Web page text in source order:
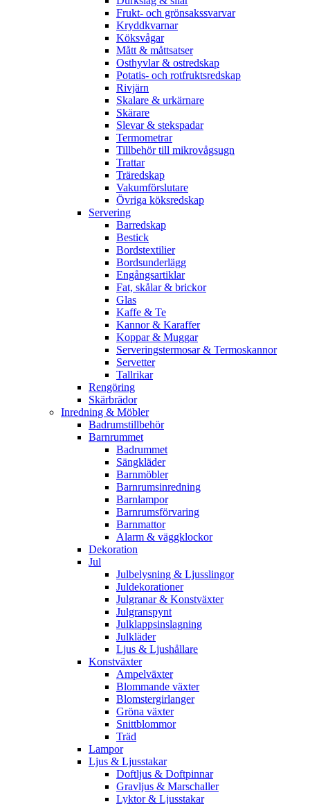
Frukt- och grönsakssvarvar
Kryddkvarnar
Köksvågar
Mått & måttsatser
Osthyvlar & ostredskap
Potatis- och rotfruktsredskap
Rivjärn
Skalare & urkärnare
Skärare
Slevar & stekspadar
Termometrar
Tillbehör till mikrovågsugn
Trattar
Träredskap
Vakumförslutare
Övriga köksredskap
Servering
Barredskap
Bestick
Bordstextilier
Bordsunderlägg
Engångsartiklar
Fat, skålar & brickor
Glas
Kaffe & Te
Kannor & Karaffer
Koppar & Muggar
Serveringstermosar & Termoskannor
Servetter
Tallrikar
Rengöring
Skärbrädor
Inredning & Möbler
Badrumstillbehör
Barnrummet
Badrummet
Sängkläder
Barnmöbler
Barnrumsinredning
Barnlampor
Barnrumsförvaring
Barnmattor
Alarm & väggklockor
Dekoration
Jul
Julbelysning & Ljusslingor
Juldekorationer
Julgranar & Konstväxter
Julgranspynt
Julklappsinslagning
Julkläder
Ljus & Ljushållare
Konstväxter
Ampelväxter
Blommande växter
Blomstergirlanger
Gröna växter
Snittblommor
Träd
Lampor
Ljus & Ljusstakar
Doftljus & Doftpinnar
Gravljus & Marschaller
Lyktor & Ljusstakar